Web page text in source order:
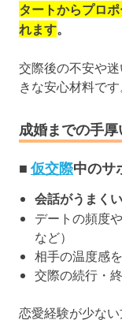
タートからプロ
れます。
交際後の不安や
きな安心材料です
成婚までの手
■仮交際中のサ
会話がうまく
デートの頻度
など）
相手の温度感
交際の続行・
恋愛経験が少ない